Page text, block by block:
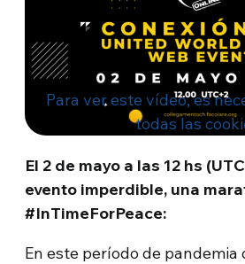
Para ver este vídeo, es
todas las
El 2 de mayo a las 12 hs
evento imperdible, una
#InTimeForPeace:
En este período de pandemia